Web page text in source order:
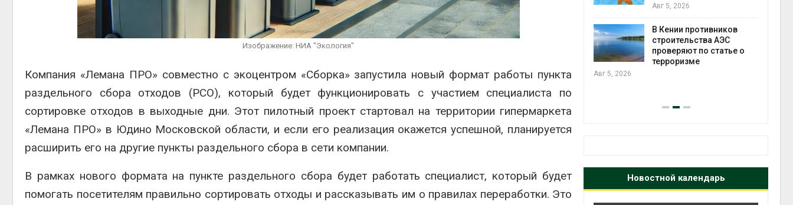
Изображение: НИА "Экология"
Компания «Лемана ПРО» совместно с экоцентром «Сборка» запустила новый формат работы пункта
раздельного сбора отходов (РСО), который будет функционировать с участием специалиста по
сортировке отходов в выходные дни. Этот пилотный проект стартовал на территории гипермаркета
«Лемана ПРО» в Юдино Московской области, и если его реализация окажется успешной, планируется
расширить его на другие пункты раздельного сбора в сети компании.
В рамках нового формата на пункте раздельного сбора будет работать специалист, который будет
помогать посетителям правильно сортировать отходы и рассказывать им о правилах переработки. Это
Авг 5, 2026
Суд взыскал с
золотодобывающей
Авг 5, 2026
Авг 6, 2026
Новый порядок расчёта
нарушений квот на
может появиться в
ближайшее время
Авг 6, 2026
Авг 5, 2026
В Кении противников
строительства АЭС
Авг 5, 2026
Авг 5, 2026
Суд взыскал с
золотодобывающей
компании 145,4 млн
рублей за ущерб недрам
Авг 5, 2026
Новостной календарь